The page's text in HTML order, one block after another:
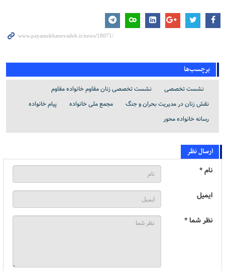
برچسب‌ها
نشست تخصصی
نشست تخصصی زنان مقاوم خانواده مقاوم
نقش زنان در مدیریت بحران و جنگ
مجمع ملی خانواده
پیام خانواده
رسانه خانواده محور
ارسال نظر
نام *
ایمیل
نظر شما *